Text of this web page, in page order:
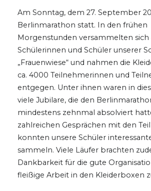
Am Sonntag, dem 27. September
Berlinmarathon statt. In den frühen
Morgenstunden versammelten sich
Schülerinnen und Schüler unserer
„Frauenwiese“ und nahmen die
ca. 4000 Teilnehmerinnen und
entgegen. Unter ihnen waren in
viele Jubilare, die den
mindestens zehnmal absolviert
zahlreichen Gesprächen mit den
konnten unsere Schüler
sammeln. Viele Läufer brachten
Dankbarkeit für die gute
fleißige Arbeit in den Kleiderboxen